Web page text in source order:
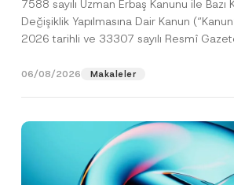
7588 sayılı Uzman Erbaş Kanunu ile Bazı
Değişiklik Yapılmasına Dair Kanun
2026 tarihli ve 33307 sayılı Resmî
06/08/2026 Makaleler